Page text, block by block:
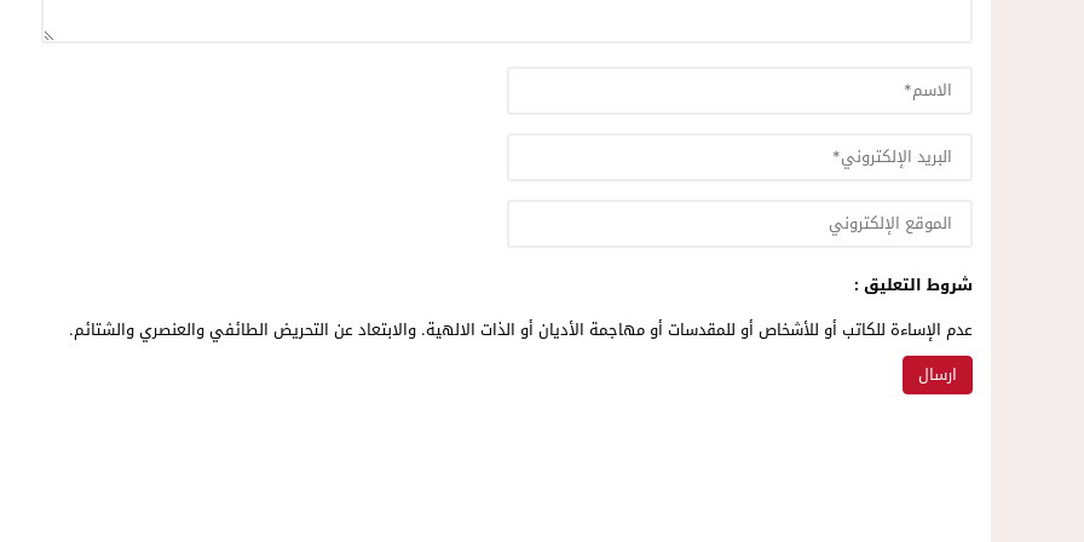
شروط التعليق :
عدم الإساءة للكاتب أو للأشخاص أو للمقدسات أو مهاجمة الأديان أو الذات الالهية. والابتعاد عن التحريض الطائفي والعنصري والشتائم.